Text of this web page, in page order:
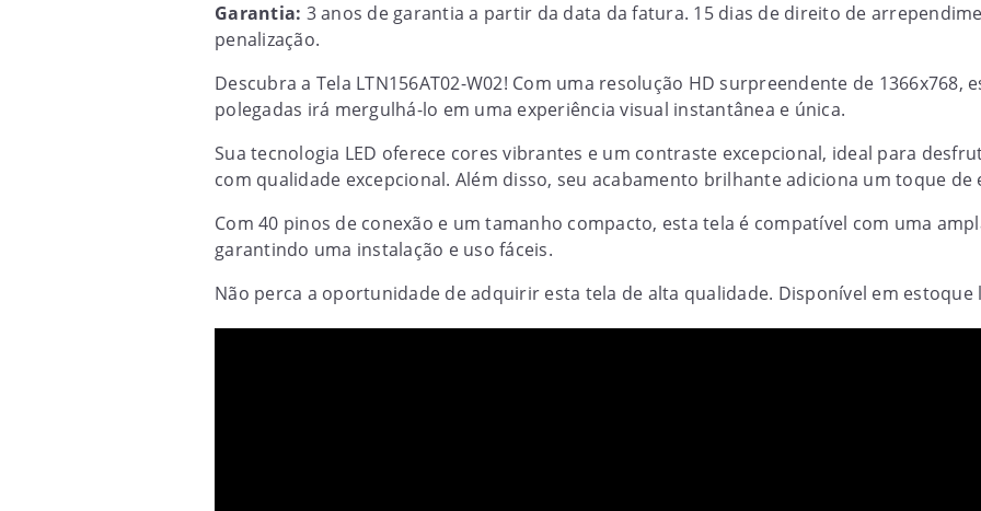
Garantia: 3 anos de garantia a partir da data da fatura. 15 dias de direito de
penalização.
Descubra a Tela LTN156AT02-W02! Com uma resolução HD surpreendente de
polegadas irá mergulhá-lo em uma experiência visual instantânea e única.
Sua tecnologia LED oferece cores vibrantes e um contraste excepcional, ideal para
com qualidade excepcional. Além disso, seu acabamento brilhante adiciona um toque
Com 40 pinos de conexão e um tamanho compacto, esta tela é compatível com uma
garantindo uma instalação e uso fáceis.
Não perca a oportunidade de adquirir esta tela de alta qualidade. Disponível em